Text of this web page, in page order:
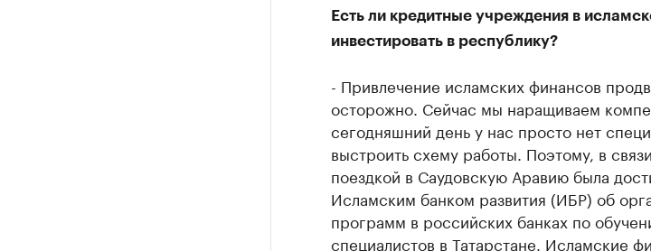
Есть ли кредитные учреждения в
инвестировать в республику?
- Привлечение исламских финансов
осторожно. Сейчас мы наращиваем
сегодняшний день у нас просто нет
выстроить схему работы. Поэтому, в
поездкой в Саудовскую Аравию была
Исламским банком развития (ИБР) об
программ в российских банках по
специалистов в Татарстане. Исламские